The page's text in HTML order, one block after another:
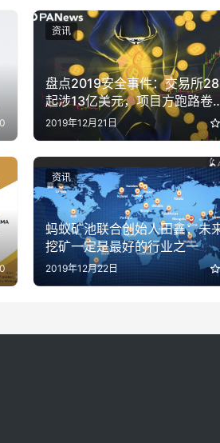
0
盘点2019安全事件：交易所28
起涉13亿美元，项目方跑路卷
250亿元
2019年12月21日
资讯
蚂蚁矿池联合创始人田鑫：未
挖矿一定是最好的行业之一
2019年12月22日
资讯